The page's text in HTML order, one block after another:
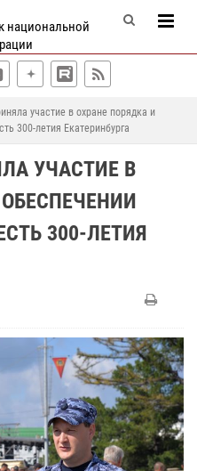
национальной
участие в охране порядка и
300-летия Екатеринбурга
УЧАСТИЕ В
300-ЛЕТИЯ